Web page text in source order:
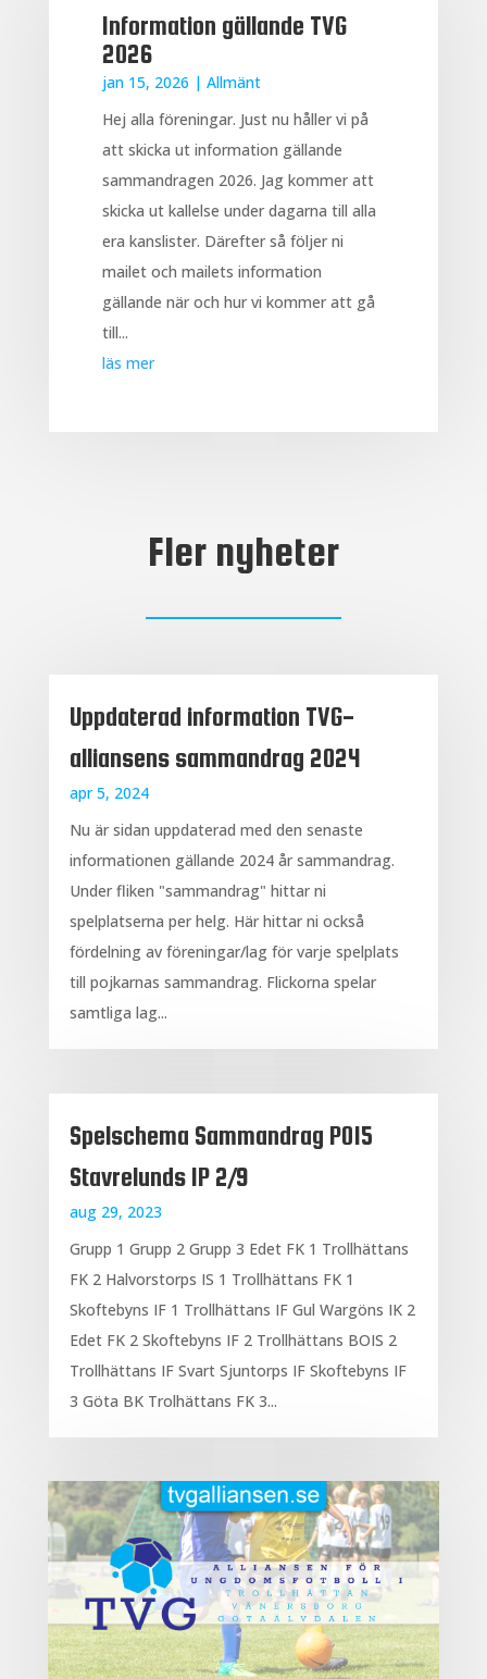
Information gällande TVG
2026
jan 15, 2026 | Allmänt
Hej alla föreningar. Just nu håller vi på
att skicka ut information gällande
sammandragen 2026. Jag kommer att
skicka ut kallelse under dagarna till alla
era kanslister. Därefter så följer ni
mailet och mailets information
gällande när och hur vi kommer att gå
till...
läs mer
Fler nyheter
Uppdaterad information TVG-
alliansens sammandrag 2024
apr 5, 2024
Nu är sidan uppdaterad med den senaste
informationen gällande 2024 år sammandrag.
Under fliken "sammandrag" hittar ni
spelplatserna per helg. Här hittar ni också
fördelning av föreningar/lag för varje spelplats
till pojkarnas sammandrag. Flickorna spelar
samtliga lag...
Spelschema Sammandrag P015
Stavrelunds IP 2/9
aug 29, 2023
Grupp 1 Grupp 2 Grupp 3 Edet FK 1 Trollhättans
FK 2 Halvorstorps IS 1 Trollhättans FK 1
Skoftebyns IF 1 Trollhättans IF Gul Wargöns IK 2
Edet FK 2 Skoftebyns IF 2 Trollhättans BOIS 2
Trollhättans IF Svart Sjuntorps IF Skoftebyns IF
3 Göta BK Trolhättans FK 3...